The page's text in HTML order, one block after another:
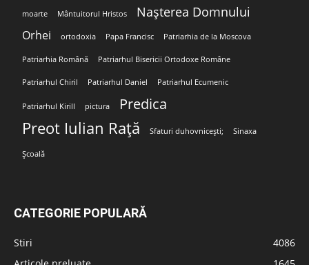
moarte Mântuitorul Hristos Nașterea Domnului
Orhei ortodoxia Papa Francisc Patriarhia de la Moscova
Patriarhia Română Patriarhul Bisericii Ortodoxe Române
Patriarhul Chiril Patriarhul Daniel Patriarhul Ecumenic
Patriarhul Kirill pictura Predica
Preot Iulian Rață Sfaturi duhovnicești; Sinaxa
Școală
CATEGORIE POPULARĂ
Stiri
4086